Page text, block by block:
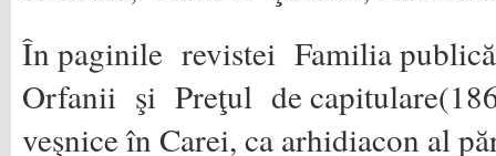
În paginile revistei Familia
Orfanii şi Preţul de
veşnice în Carei, ca arhidiacon al